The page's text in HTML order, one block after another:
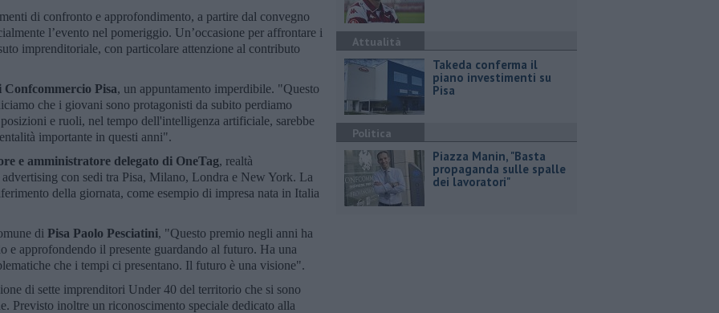
di confronto e approfondimento, a partire dal convegno
l’evento nel pomeriggio. Un’occasione per affrontare i
imprenditoriale, con particolare attenzione al contributo
Confcommercio Pisa, un appuntamento imperdibile. "Questo
che i giovani sono protagonisti da subito perdiamo
e ruoli, nel tempo dell'intelligenza artificiale, sarebbe
importante in questi anni".
e amministratore delegato di OneTag, realtà
con sedi tra Pisa, Milano, Londra e New York. La
della giornata, come esempio di impresa nata in Italia
di Pisa Paolo Pesciatini, "Questo premio negli anni ha
e approfondendo il presente guardando al futuro. Ha una
che i tempi ci presentano. Il futuro è una visione".
di sette imprenditori Under 40 del territorio che si sono
Previsto inoltre un riconoscimento speciale dedicato alla
Attualità
Takeda conferma il
piano investimenti su
Pisa
Politica
Piazza Manin, "Basta
propaganda sulle spalle
dei lavoratori"